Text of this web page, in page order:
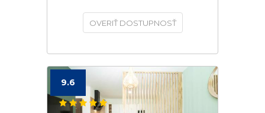
OVERIŤ DOSTUPNOSŤ
9.6